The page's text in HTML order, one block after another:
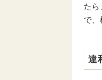
た
で、
違